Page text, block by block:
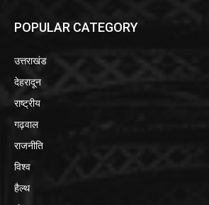
POPULAR CATEGORY
उत्तराखंड
देहरादून
राष्ट्रीय
गढ़वाल
राजनीति
विश्व
हैल्थ